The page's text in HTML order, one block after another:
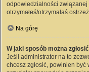
odpowiedzialności
otrzymałeś/otrzymałaś
Na górę
W jaki sposób można
Jeśli administrator na to
chcesz zgłosić, powinien